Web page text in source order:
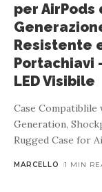
Cuffie
per AirPods
Resistente
Portachiavi
LED Visibile
Case
Generation,
Rugged Case for
MARCELLO 1 MIN